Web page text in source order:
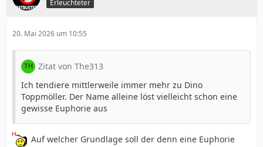
Erleuchteter
20. Mai 2026 um 10:55
Zitat von The313
Ich tendiere mittlerweile immer mehr zu Dino
Toppmöller. Der Name alleine löst vielleicht schon eine
gewisse Euphorie aus
Auf welcher Grundlage soll der denn eine Euphorie